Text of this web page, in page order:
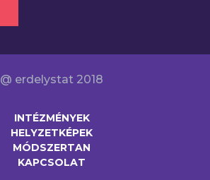
@ erdelystat 2018
INTÉZMÉNYEK
HELYZETKÉPEK
MÓDSZERTAN
KAPCSOLAT